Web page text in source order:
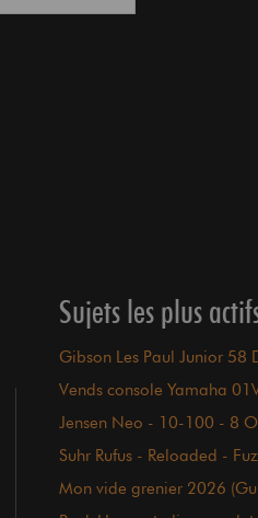
Sujets les plus
Gibson Les Paul Junior 58
Vends console Yamaha
Jensen Neo - 10-100 - 8
Suhr Rufus - Reloaded -
Mon vide grenier 2026